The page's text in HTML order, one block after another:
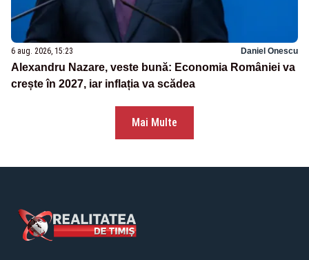
6 aug. 2026, 15:23 Daniel Onescu
Alexandru Nazare, veste bună: Economia României va
crește în 2027, iar inflația va scădea
Mai Multe